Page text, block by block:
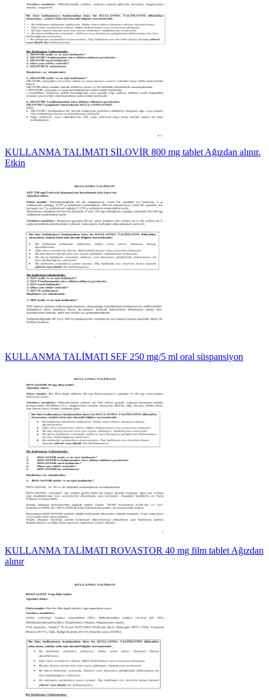
KULLANMA TALİMATI SİLOVİR 800 mg tablet Ağızdan alınır.
Etkin
KULLANMA TALİMATI SEF 250 mg/5 ml oral süspansiyon
KULLANMA TALİMATI ROVASTOR 40 mg film tablet Ağızdan
alınır